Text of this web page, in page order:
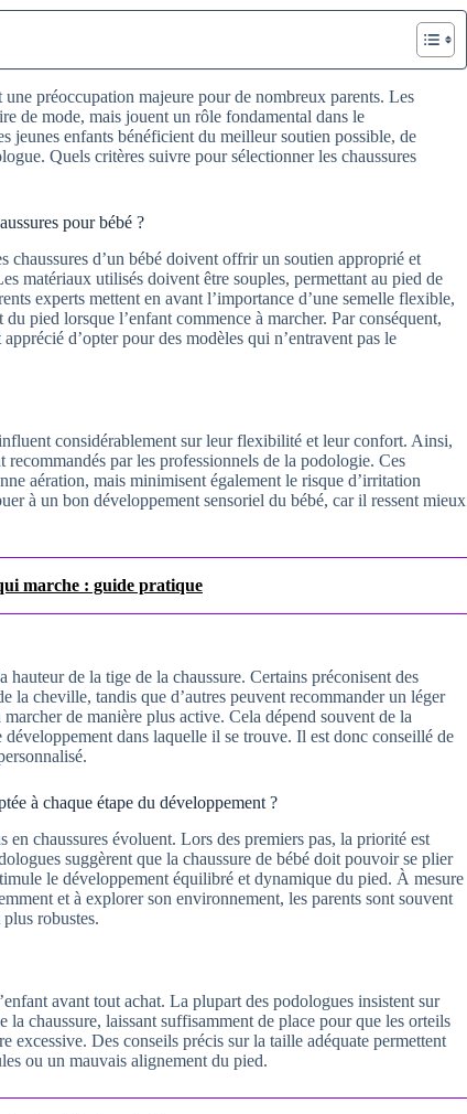
préoccupation majeure pour de nombreux parents. Les
de mode, mais jouent un rôle fondamental dans le
jeunes enfants bénéficient du meilleur soutien possible, de
Quels critères suivre pour sélectionner les chaussures
pour bébé ?
chaussures d’un bébé doivent offrir un soutien approprié et
matériaux utilisés doivent être souples, permettant au pied de
experts mettent en avant l’importance d’une semelle flexible,
pied lorsque l’enfant commence à marcher. Par conséquent,
d’opter pour des modèles qui n’entravent pas le
considérablement sur leur flexibilité et leur confort. Ainsi,
par les professionnels de la podologie. Ces
aération, mais minimisent également le risque d’irritation
à un bon développement sensoriel du bébé, car il ressent mieux
marche : guide pratique
de la tige de la chaussure. Certains préconisent des
la cheville, tandis que d’autres peuvent recommander un léger
de manière plus active. Cela dépend souvent de la
développement dans laquelle il se trouve. Il est donc conseillé de
à chaque étape du développement ?
en chaussures évoluent. Lors des premiers pas, la priorité est
suggèrent que la chaussure de bébé doit pouvoir se plier
le développement équilibré et dynamique du pied. À mesure
et à explorer son environnement, les parents sont souvent
robustes.
avant tout achat. La plupart des podologues insistent sur
la chaussure, laissant suffisamment de place pour que les orteils
excessive. Des conseils précis sur la taille adéquate permettent
ou un mauvais alignement du pied.